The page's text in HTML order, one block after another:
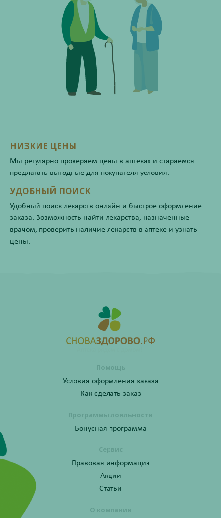
НИЗКИЕ ЦЕНЫ
Мы регулярно проверяем цены в аптеках и стараемся
предлагать выгодные для покупателя условия.
УДОБНЫЙ ПОИСК
Удобный поиск лекарств онлайн и быстрое оформление
заказа. Возможность найти лекарства, назначенные
врачом, проверить наличие лекарств в аптеке и узнать
цены.
Помощь
Условия оформления заказа
Как сделать заказ
Программы лояльности
Бонусная программа
Сервис
Правовая информация
Акции
Статьи
О компании